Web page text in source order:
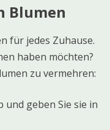
Blumen
für jedes Zuhause.
haben möchten?
zu vermehren:
und geben Sie sie in